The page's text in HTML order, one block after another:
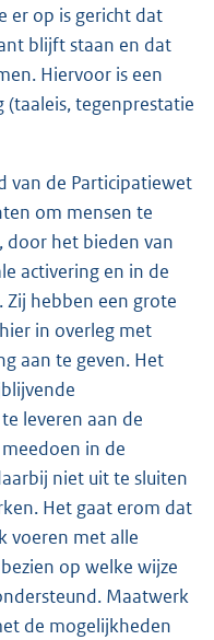
er op is gericht dat
blijft staan en dat
Hiervoor is een
tegenprestatie
van de Participatiewet
om mensen te
door het bieden van
activering en in de
hebben een grote
in overleg met
aan te geven. Het
leveren aan de
in de
niet uit te sluiten
Het gaat erom dat
voeren met alle
op welke wijze
Maatwerk
de mogelijkheden